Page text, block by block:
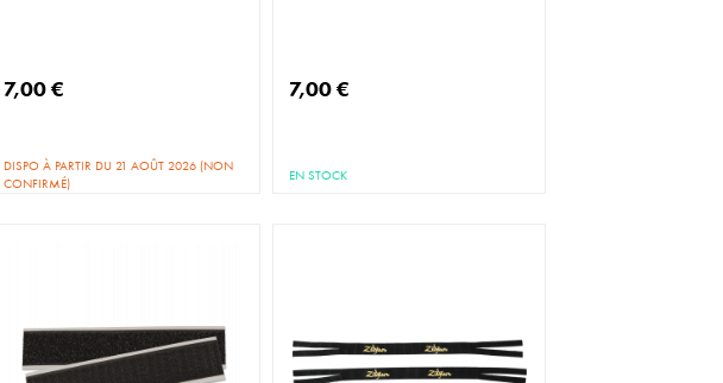
7,00 €
DISPO À PARTIR DU 21 AOÛT 2026 (NON
CONFIRMÉ)
7,00 €
EN STOCK